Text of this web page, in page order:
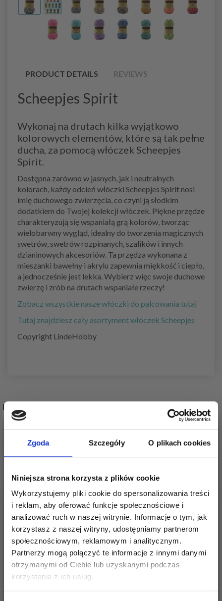
Zgoda Szczegóły O plikach cookies
Niniejsza strona korzysta z plików cookie
Wykorzystujemy pliki cookie do spersonalizowania treści
i reklam, aby oferować funkcje społecznościowe i
analizować ruch w naszej witrynie. Informacje o tym, jak
korzystasz z naszej witryny, udostępniamy partnerom
społecznościowym, reklamowym i analitycznym.
Partnerzy mogą połączyć te informacje z innymi danymi
otrzymanymi od Ciebie lub uzyskanymi podczas
korzystania z ich usług.
PRODUCT DETAILS REVIEWS
Scheepjes Spirit
Wykonaj na drutach kilka wyjątkowo
kolorowych elementów, które są tak pełne
ducha, za pomocą włóczek Scheepjes
Spirit.
Dostępna zarówno w jasnych, jak i neutralnych
kolorach, każdy odcień włóczki Scheepjes Spirit nosi
imię duchowego zwierzęcia, co czyni ją słodkim
dodatkiem do Twojej kolekcji włóczek. Piękne przędze
charakteryzują się wspaniałą grą kolorów, tworząc
wielobarwny wygląd, idealny do tworzenia magicznych
swetrów, swetrów rozpinanych, szalików i innych
dzianinowych akcesoriów. Ta przędza wykonana z
mieszanki bawełny i akrylu zapewnia miękkość i ciepło,
a jednocześnie jest lekka. Wybierz więc swoje duchowe
zwierzę i zrób na drutach wspaniałe rzeczy!
Zobacz wszystkie nasze włóczki do palcowania tutaj
Tutaj znajdziesz cały asortyment włóczek Scheepjes
Copyright LindeHobby
POPULARNE ALTERNATYWY
SCHEEPJES SOFTFUN
AQUAREL
19,10 zł
SCHEEPJES RIVER
WASHED
19,35 zł
Oszczędź nawet do 50%